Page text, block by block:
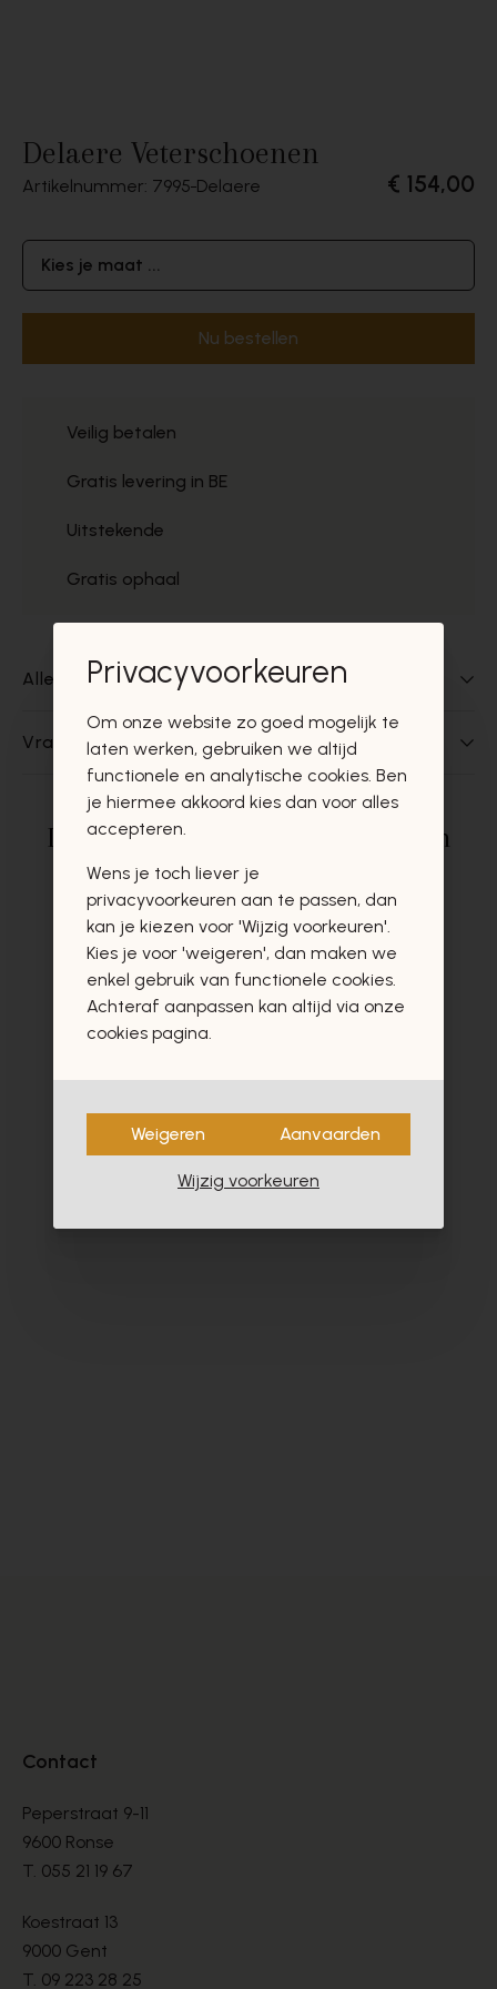
Delaere Veterschoenen
Artikelnummer: 7995 Delaere € 154,00
Kies je maat ...
Nu bestellen
Veilig betalen
Gratis levering in BE
Uitstekende
Gratis ophaal
Alles over dit product
Vragen over dit product?
Deze producten zullen u zeker en
vast ook interesseren
- 40%
Contact
Peperstraat 9-11
9600 Ronse
T. 055 21 19 67
Koestraat 13
9000 Gent
T. 09 223 28 25
Privacyvoorkeuren
Om onze website zo goed mogelijk te
laten werken, gebruiken we altijd
functionele en analytische cookies. Ben
je hiermee akkoord kies dan voor alles
accepteren.
Wens je toch liever je
privacyvoorkeuren aan te passen, dan
kan je kiezen voor 'Wijzig voorkeuren'.
Kies je voor 'weigeren', dan maken we
enkel gebruik van functionele cookies.
Achteraf aanpassen kan altijd via onze
cookies pagina.
Weigeren Aanvaarden
Wijzig voorkeuren